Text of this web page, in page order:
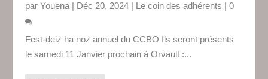
parYouena | Déc 20, 2024 | Le coin des adhérents |0
Fest-deiz ha noz annuel du CCBO Ils seront présents
le samedi 11 Janvier prochain à Orvault :...